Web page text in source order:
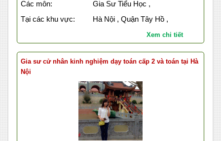
Các môn:
Gia Sư Tiểu Học ,
Tại các khu vực:
Hà Nội , Quận Tây Hồ ,
Xem chi tiết
Gia sư cử nhân kinh nghiệm dạy toán cấp 2 và toán tại Hà
Nội